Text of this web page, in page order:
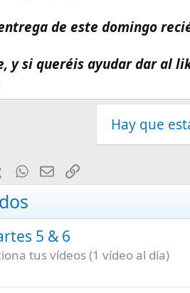
de este domingo
y si queréis ayudar dar al
Hay que
TumblrWhatsApp
E-mailEnlace
5 & 6
tus vídeos (1 vídeo al día)